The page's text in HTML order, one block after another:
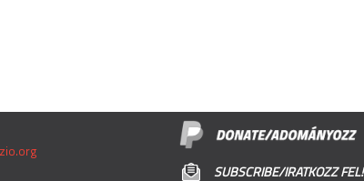
SUBSCRIBE/IRATKOZZ FEL!